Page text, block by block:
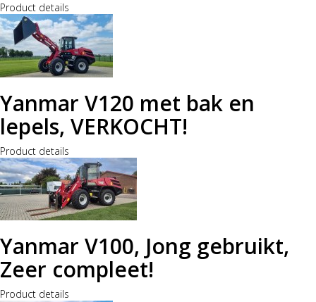
Product details
Yanmar V120 met bak en
lepels, VERKOCHT!
Product details
Yanmar V100, Jong gebruikt,
Zeer compleet!
Product details